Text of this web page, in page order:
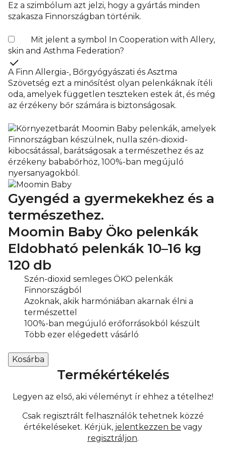
Ez a szimbólum azt jelzi, hogy a gyártás minden
szakasza Finnországban történik.
Mit jelent a symbol In Cooperation with Allery,
skin and Asthma Federation?
A Finn Allergia-, Bőrgyógyászati és Asztma
Szövetség ezt a minősítést olyan pelenkáknak ítéli
oda, amelyek független teszteken estek át, és még
az érzékeny bőr számára is biztonságosak.
Gyengéd a gyermekekhez és a
természethez.
Moomin Baby Öko pelenkák
Eldobható pelenkák 10–16 kg
120 db
Szén-dioxid semleges ÖKO pelenkák
Finnországból
Azoknak, akik harmóniában akarnak élni a
természettel
100%-ban megújuló erőforrásokból készült
Több ezer elégedett vásárló
Termékértékelés
Legyen az első, aki véleményt ír ehhez a tételhez!
Csak regisztrált felhasználók tehetnek közzé
értékeléseket. Kérjük, jelentkezzen be vagy
regisztráljon.